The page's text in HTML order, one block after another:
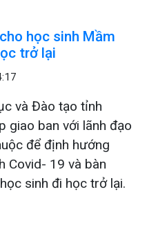
học sinh Mầm
trở lại
và Đào tạo tỉnh
giao ban với lãnh đạo
để định hướng
Covid- 19 và bàn
sinh đi học trở lại.